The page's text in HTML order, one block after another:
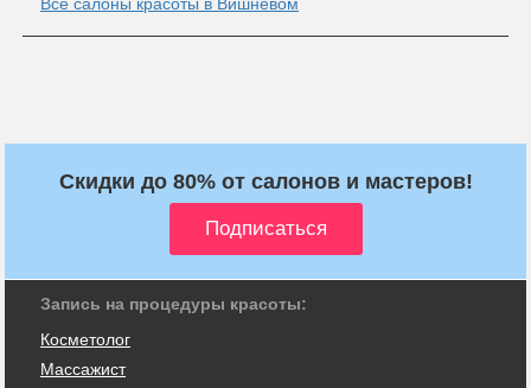
Скидки до 80% от салонов и мастеров!
Запись на процедуры красоты:
Косметолог
Массажист